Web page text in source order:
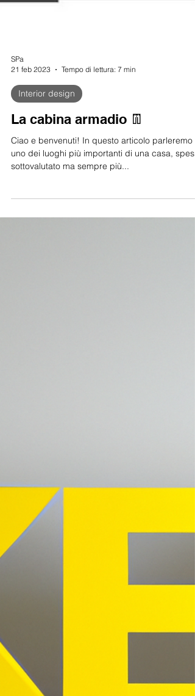
21 feb 2023
Tempo di lettura: 7 min
Interior design
La cabina armadio 👖
Ciao e benvenuti! In questo articolo parleremo